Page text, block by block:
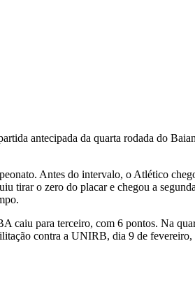
antecipada da quarta rodada do
Antes do intervalo, o Atlético
tirar o zero do placar e chegou a
caiu para terceiro, com 6 pontos. Na
contra a UNIRB, dia 9 de